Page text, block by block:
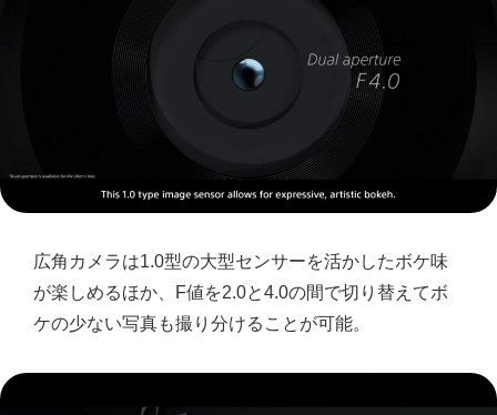
広角カメラは1.0型の大型センサーを活かしたボケ味
が楽しめるほか、F値を2.0と4.0の間で切り替えてボ
ケの少ない写真も撮り分けることが可能。